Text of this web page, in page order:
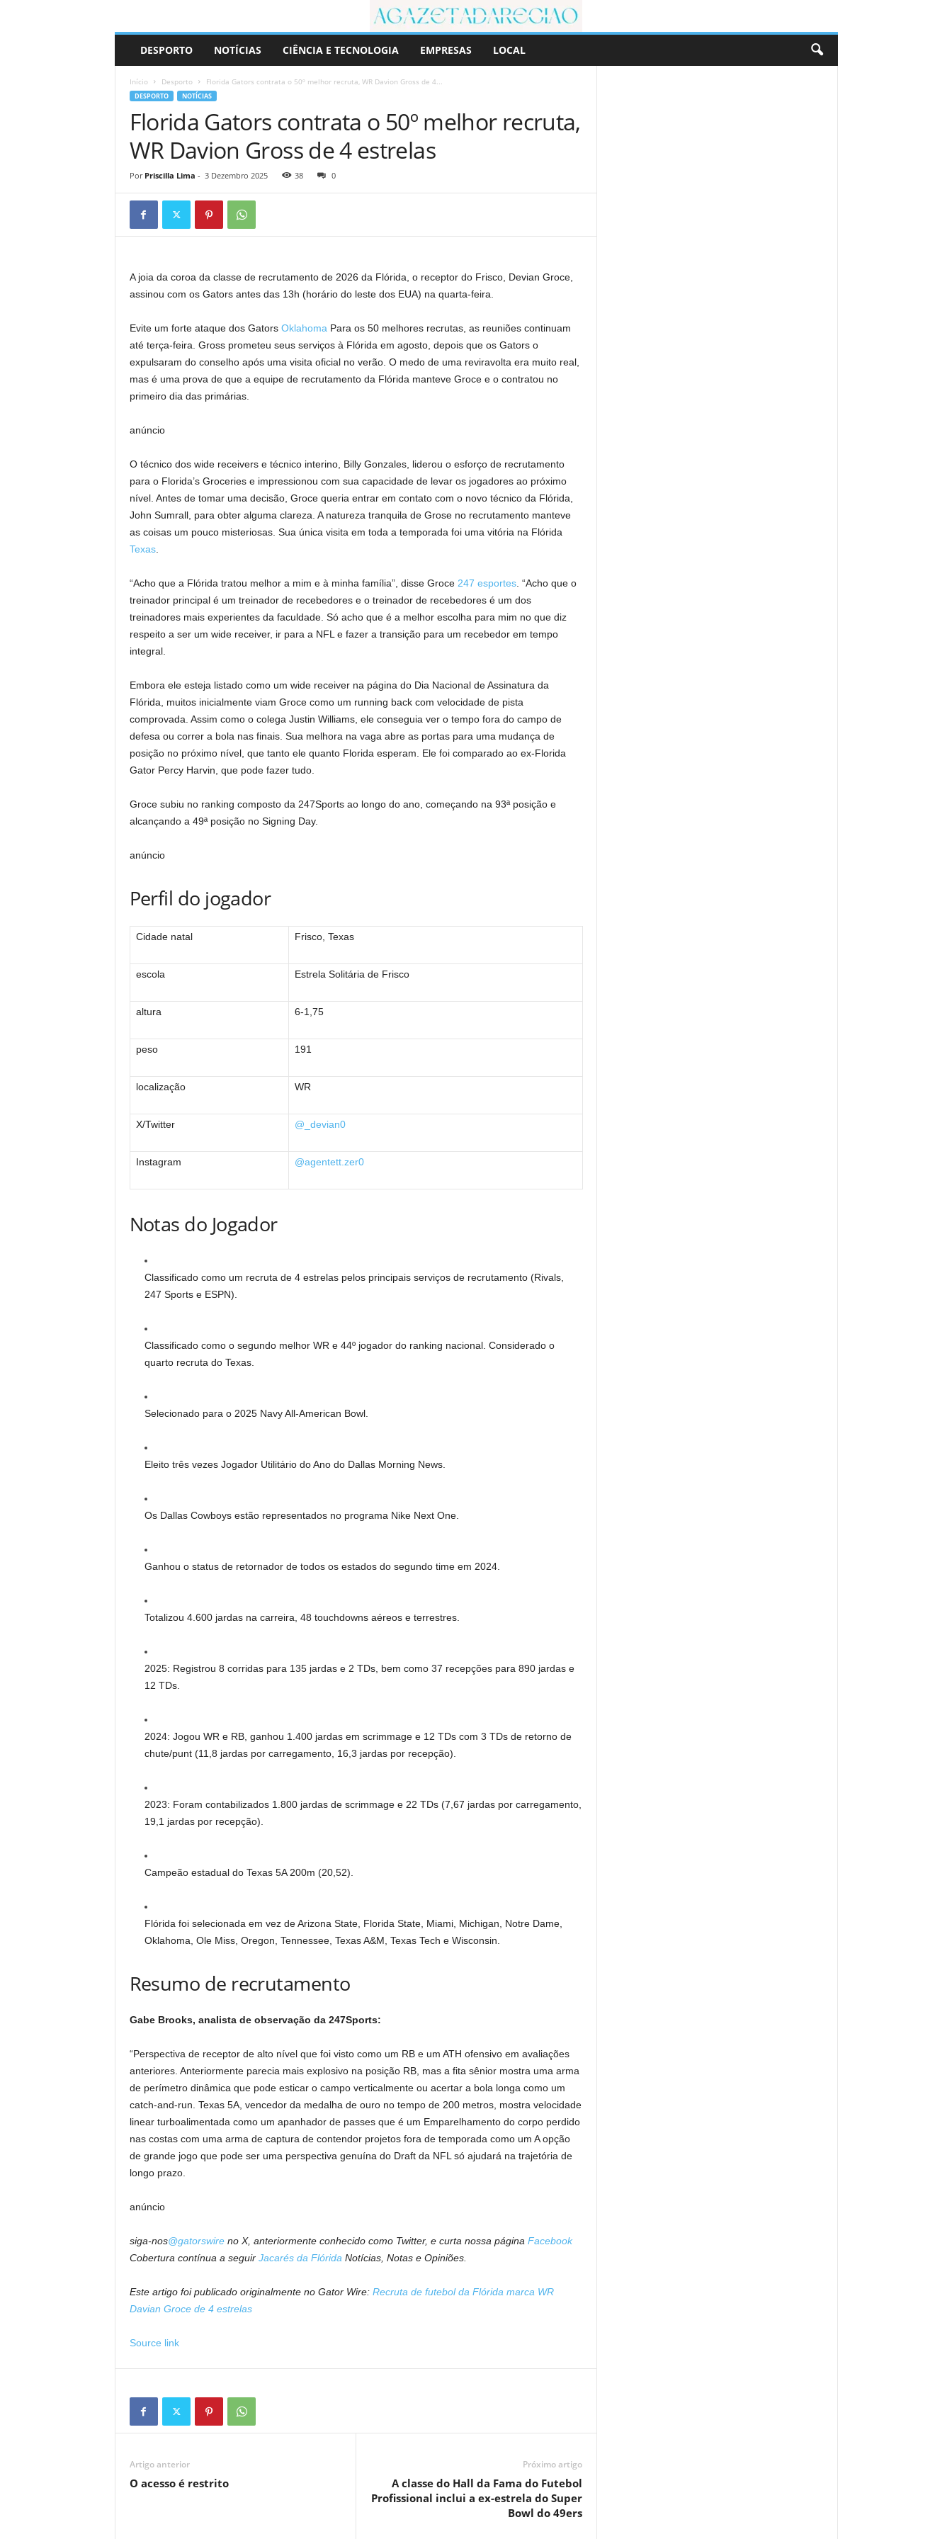
r
DESPORTO NOTÍCIAS CIÊNCIA E TECNOLOGIA EMPRESAS LOCAL
Início Desporto Florida Gators contrata o 50º melhor recruta, WR Davion Gross de 4...
DESPORTO NOTÍCIAS
Florida Gators contrata o 50º melhor recruta,
WR Davion Gross de 4 estrelas
Por Priscilla Lima - 3 Dezembro 2025 38 0
A joia da coroa da classe de recrutamento de 2026 da Flórida, o receptor do Frisco, Devian Groce,
assinou com os Gators antes das 13h (horário do leste dos EUA) na quarta-feira.
Evite um forte ataque dos Gators Oklahoma Para os 50 melhores recrutas, as reuniões continuam
até terça-feira. Gross prometeu seus serviços à Flórida em agosto, depois que os Gators o
expulsaram do conselho após uma visita oficial no verão. O medo de uma reviravolta era muito real,
mas é uma prova de que a equipe de recrutamento da Flórida manteve Groce e o contratou no
primeiro dia das primárias.
anúncio
O técnico dos wide receivers e técnico interino, Billy Gonzales, liderou o esforço de recrutamento
para o Florida’s Groceries e impressionou com sua capacidade de levar os jogadores ao próximo
nível. Antes de tomar uma decisão, Groce queria entrar em contato com o novo técnico da Flórida,
John Sumrall, para obter alguma clareza. A natureza tranquila de Grose no recrutamento manteve
as coisas um pouco misteriosas. Sua única visita em toda a temporada foi uma vitória na Flórida
Texas.
“Acho que a Flórida tratou melhor a mim e à minha família”, disse Groce 247 esportes. “Acho que o
treinador principal é um treinador de recebedores e o treinador de recebedores é um dos
treinadores mais experientes da faculdade. Só acho que é a melhor escolha para mim no que diz
respeito a ser um wide receiver, ir para a NFL e fazer a transição para um recebedor em tempo
integral.
Embora ele esteja listado como um wide receiver na página do Dia Nacional de Assinatura da
Flórida, muitos inicialmente viam Groce como um running back com velocidade de pista
comprovada. Assim como o colega Justin Williams, ele conseguia ver o tempo fora do campo de
defesa ou correr a bola nas finais. Sua melhora na vaga abre as portas para uma mudança de
posição no próximo nível, que tanto ele quanto Florida esperam. Ele foi comparado ao ex-Florida
Gator Percy Harvin, que pode fazer tudo.
Groce subiu no ranking composto da 247Sports ao longo do ano, começando na 93ª posição e
alcançando a 49ª posição no Signing Day.
anúncio
Perfil do jogador
Cidade natal Frisco, Texas
escola Estrela Solitária de Frisco
altura 6-1,75
peso 191
localização WR
X/Twitter @_devian0
Instagram @agentett.zer0
Notas do Jogador
Classificado como um recruta de 4 estrelas pelos principais serviços de recrutamento (Rivals,
247 Sports e ESPN).
Classificado como o segundo melhor WR e 44º jogador do ranking nacional. Considerado o
quarto recruta do Texas.
Selecionado para o 2025 Navy All-American Bowl.
Eleito três vezes Jogador Utilitário do Ano do Dallas Morning News.
Os Dallas Cowboys estão representados no programa Nike Next One.
Ganhou o status de retornador de todos os estados do segundo time em 2024.
Totalizou 4.600 jardas na carreira, 48 touchdowns aéreos e terrestres.
2025: Registrou 8 corridas para 135 jardas e 2 TDs, bem como 37 recepções para 890 jardas e
12 TDs.
2024: Jogou WR e RB, ganhou 1.400 jardas em scrimmage e 12 TDs com 3 TDs de retorno de
chute/punt (11,8 jardas por carregamento, 16,3 jardas por recepção).
2023: Foram contabilizados 1.800 jardas de scrimmage e 22 TDs (7,67 jardas por carregamento,
19,1 jardas por recepção).
Campeão estadual do Texas 5A 200m (20,52).
Flórida foi selecionada em vez de Arizona State, Florida State, Miami, Michigan, Notre Dame,
Oklahoma, Ole Miss, Oregon, Tennessee, Texas A&M, Texas Tech e Wisconsin.
Resumo de recrutamento
Gabe Brooks, analista de observação da 247Sports:
“Perspectiva de receptor de alto nível que foi visto como um RB e um ATH ofensivo em avaliações
anteriores. Anteriormente parecia mais explosivo na posição RB, mas a fita sênior mostra uma arma
de perímetro dinâmica que pode esticar o campo verticalmente ou acertar a bola longa como um
catch-and-run. Texas 5A, vencedor da medalha de ouro no tempo de 200 metros, mostra velocidade
linear turboalimentada como um apanhador de passes que é um Emparelhamento do corpo perdido
nas costas com uma arma de captura de contendor projetos fora de temporada como um A opção
de grande jogo que pode ser uma perspectiva genuína do Draft da NFL só ajudará na trajetória de
longo prazo.
anúncio
siga-nos@gatorswireno X, anteriormente conhecido como Twitter, e curta nossa página Facebook
Cobertura contínua a seguir Jacarés da Flórida Notícias, Notas e Opiniões.
Este artigo foi publicado originalmente no Gator Wire: Recruta de futebol da Flórida marca WR
Davian Groce de 4 estrelas
Source link
Artigo anterior
O acesso é restrito
Próximo artigo
A classe do Hall da Fama do Futebol
Profissional inclui a ex-estrela do Super
Bowl do 49ers